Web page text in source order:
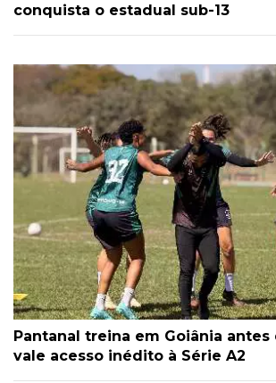
conquista o estadual sub-13
Pantanal treina em Goiânia
vale acesso inédito à Série A2